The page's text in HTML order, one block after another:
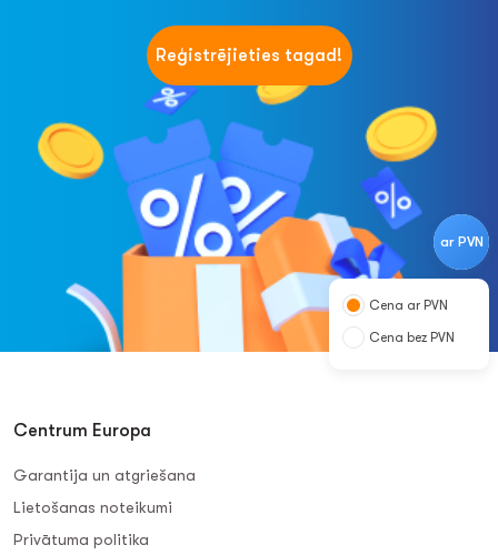
ar PVN
Cena ar PVN
Cena bez PVN
Reģistrējieties tagad!
Centrum Europa
Garantija un atgriešana
Lietošanas noteikumi
Privātuma politika